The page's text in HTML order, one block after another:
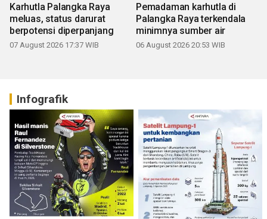
Karhutla Palangka Raya
meluas, status darurat
berpotensi diperpanjang
07 August 2026 17:37 WIB
Pemadaman karhutla di
Palangka Raya terkendala
minimnya sumber air
06 August 2026 20:53 WIB
Infografik